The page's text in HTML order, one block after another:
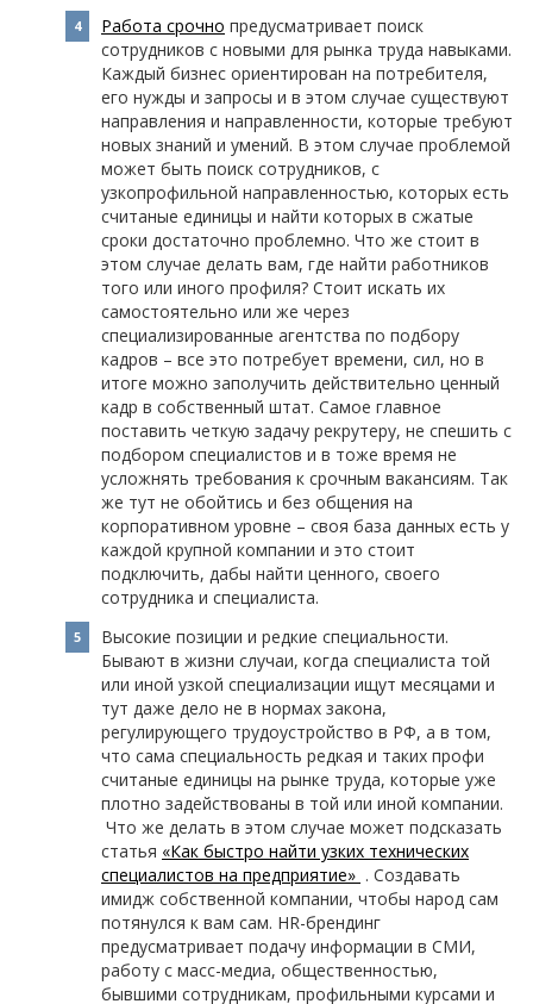
Работа срочно предусматривает поиск
сотрудников с новыми для рынка труда навыками.
Каждый бизнес ориентирован на потребителя,
его нужды и запросы и в этом случае существуют
направления и направленности, которые требуют
новых знаний и умений. В этом случае проблемой
может быть поиск сотрудников, с
узкопрофильной направленностью, которых есть
считаные единицы и найти которых в сжатые
сроки достаточно проблемно. Что же стоит в
этом случае делать вам, где найти работников
того или иного профиля? Стоит искать их
самостоятельно или же через
специализированные агентства по подбору
кадров – все это потребует времени, сил, но в
итоге можно заполучить действительно ценный
кадр в собственный штат. Самое главное
поставить четкую задачу рекрутеру, не спешить с
подбором специалистов и в тоже время не
усложнять требования к срочным вакансиям. Так
же тут не обойтись и без общения на
корпоративном уровне – своя база данных есть у
каждой крупной компании и это стоит
подключить, дабы найти ценного, своего
сотрудника и специалиста.
Высокие позиции и редкие специальности.
Бывают в жизни случаи, когда специалиста той
или иной узкой специализации ищут месяцами и
тут даже дело не в нормах закона,
регулирующего трудоустройство в РФ, а в том,
что сама специальность редкая и таких профи
считаные единицы на рынке труда, которые уже
плотно задействованы в той или иной компании.
Что же делать в этом случае может подсказать
статья «Как быстро найти узких технических
специалистов на предприятие» . Создавать
имидж собственной компании, чтобы народ сам
потянулся к вам сам. HR-брендинг
предусматривает подачу информации в СМИ,
работу с масс-медиа, общественностью,
бывшими сотрудникам, профильными курсами и